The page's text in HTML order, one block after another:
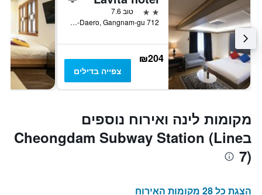
2 כוכבים
טוב 7.6
712 Yeongdong-Daero, Gangnam-gu, סיאול, דרום קוריאה
₪204
צפייה בדילים
מקומות לינה ואירוח נוספים
בCheongdam Subway Station (Line
7)
הצגת כל 28 מקומות האירוח